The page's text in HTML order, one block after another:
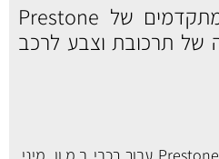
מגוון נוזלי הקירור המתקדמים של Prestone
של תרכובת וצבע לרכב
נוזל קירור כחול Prestone European עבור רכבי ב.מ.וו, מיני,